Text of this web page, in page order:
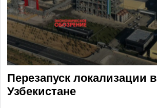
Перезапуск локализации в
Узбекистане